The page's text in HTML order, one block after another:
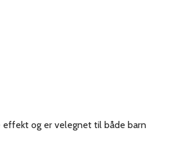
effekt og er velegnet til både barn